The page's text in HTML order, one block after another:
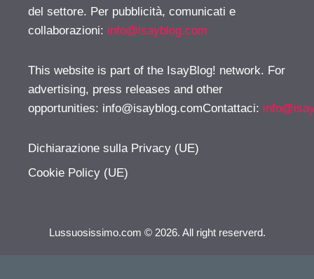
del settore. Per pubblicità, comunicati e
collaborazioni: info@isayblog.com
This website is part of the IsayBlog! network. For
advertising, press releases and other
opportunities: info@isayblog.comContattaci:
Dichiarazione sulla Privacy (UE)
Cookie Policy (UE)
Lussuosissimo.com © 2026. All right reserverd.